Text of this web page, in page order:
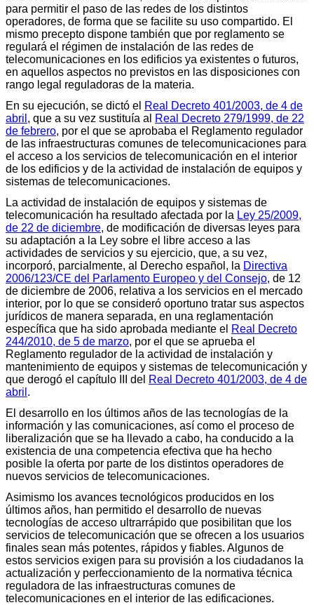
para permitir el paso de las redes de los distintos
operadores, de forma que se facilite su uso compartido. El
mismo precepto dispone también que por reglamento se
regulará el régimen de instalación de las redes de
telecomunicaciones en los edificios ya existentes o futuros,
en aquellos aspectos no previstos en las disposiciones con
rango legal reguladoras de la materia.
En su ejecución, se dictó el Real Decreto 401/2003, de 4 de
abril , que a su vez sustituía al
Real Decreto 279/1999, de 22
de febrero, por el que se aprobaba el Reglamento regulador
de las infraestructuras comunes de telecomunicaciones para
el acceso a los servicios de telecomunicación en el interior
de los edificios y de la actividad de instalación de equipos y
sistemas de telecomunicaciones.
La actividad de instalación de equipos y sistemas de
telecomunicación ha resultado afectada por la Ley 25/2009,
de 22 de diciembre, de modificación de diversas leyes para
su adaptación a la Ley sobre el libre acceso a las
actividades de servicios y su ejercicio, que, a su vez,
incorporó, parcialmente, al Derecho español, la Directiva
2006/123/CE del Parlamento Europeo y del Consejo, de 12
de diciembre de 2006, relativa a los servicios en el mercado
interior, por lo que se consideró oportuno tratar sus aspectos
jurídicos de manera separada, en una reglamentación
específica que ha sido aprobada mediante el Real Decreto
244/2010, de 5 de marzo, por el que se aprueba el
Reglamento regulador de la actividad de instalación y
mantenimiento de equipos y sistemas de telecomunicación y
que derogó el capítulo III del Real Decreto 401/2003, de 4 de
abril .
El desarrollo en los últimos años de las tecnologías de la
información y las comunicaciones, así como el proceso de
liberalización que se ha llevado a cabo, ha conducido a la
existencia de una competencia efectiva que ha hecho
posible la oferta por parte de los distintos operadores de
nuevos servicios de telecomunicaciones.
Asimismo los avances tecnológicos producidos en los
últimos años, han permitido el desarrollo de nuevas
tecnologías de acceso ultrarrápido que posibilitan que los
servicios de telecomunicación que se ofrecen a los usuarios
finales sean más potentes, rápidos y fiables. Algunos de
estos servicios exigen para su provisión a los ciudadanos la
actualización y perfeccionamiento de la normativa técnica
reguladora de las infraestructuras comunes de
telecomunicaciones en el interior de las edificaciones.